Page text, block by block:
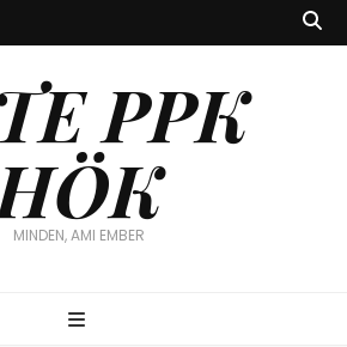
PPK
MINDEN, AMI EMBER